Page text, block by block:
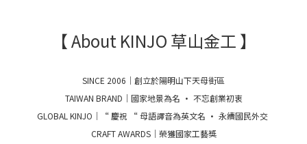
【 About KINJO 草山金工 】
SINCE 2006｜創立於陽明山下天母街區
TAIWAN BRAND｜國家地景為名 · 不忘創業初衷
GLOBAL KINJO｜“ 慶祝 “ 母語譯音為英文名 · 永續國民外交
CRAFT AWARDS｜榮獲國家工藝獎